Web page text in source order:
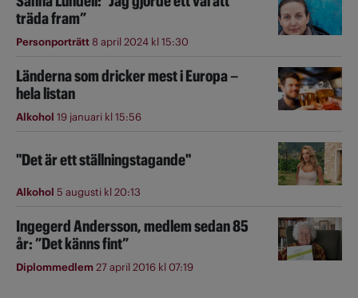
träda fram”
Personporträtt8 april 2024 kl 15:30
Länderna som dricker mest i Europa –
hela listan
Alkohol 19 januari kl 15:56
"Det är ett ställningstagande"
Alkohol 5 augusti kl 20:13
Ingegerd Andersson, medlem sedan 85
år: ”Det känns fint”
Diplommedlem27 april 2016 kl 07:19